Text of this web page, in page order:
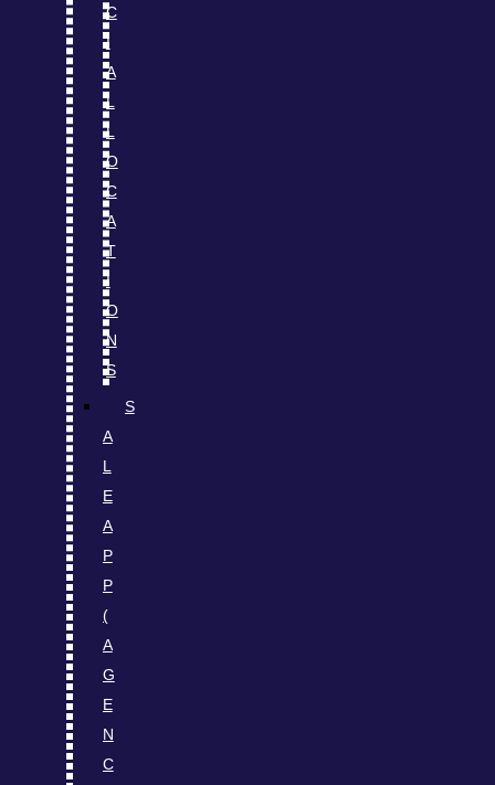
C
I
A
L
L
O
C
A
T
I
O
N
S
S
A
L
E
A
P
P
(
A
G
E
N
C